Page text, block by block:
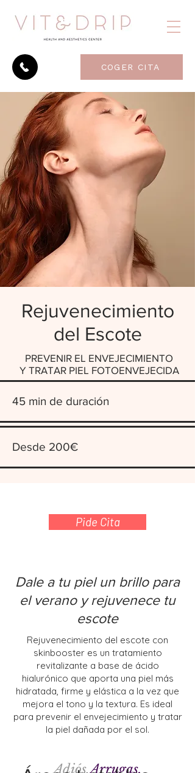
COGER CITA
Rejuvenecimiento
del Escote
PREVENIR EL ENVEJECIMIENTO
Y TRATAR PIEL FOTOENVEJECIDA
45 min de duración
Desde 200€
Pide Cita
Dale a tu piel un brillo para
el verano y rejuvenece tu
escote
Rejuvenecimiento del escote con
skinbooster es un tratamiento
revitalizante a base de ácido
hialurónico que aporta una piel más
hidratada, firme y elástica a la vez que
mejora el tono y la textura. Es ideal
para prevenir el envejecimiento y tratar
la piel dañada por el sol.
Adiós Arrugas.